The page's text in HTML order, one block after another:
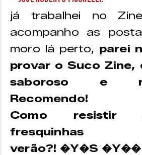
já trabalhei no
acompanho as
moro lá perto, parei
provar o Suco Zine,
saboroso e
Recomendo!
Como resistir
verão?! �Y�S �Y��